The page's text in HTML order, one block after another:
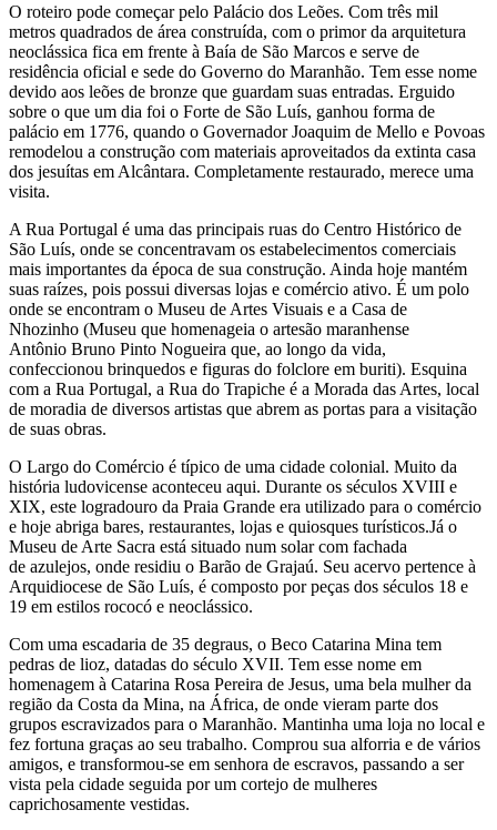
O roteiro pode começar pelo Palácio dos Leões. Com três mil
metros quadrados de área construída, com o primor da arquitetura
neoclássica fica em frente à Baía de São Marcos e serve de
residência oficial e sede do Governo do Maranhão. Tem esse nome
devido aos leões de bronze que guardam suas entradas. Erguido
sobre o que um dia foi o Forte de São Luís, ganhou forma de
palácio em 1776, quando o Governador Joaquim de Mello e Povoas
remodelou a construção com materiais aproveitados da extinta casa
dos jesuítas em Alcântara. Completamente restaurado, merece uma
visita.
A Rua Portugal é uma das principais ruas do Centro Histórico de
São Luís, onde se concentravam os estabelecimentos comerciais
mais importantes da época de sua construção. Ainda hoje mantém
suas raízes, pois possui diversas lojas e comércio ativo. É um polo
onde se encontram o Museu de Artes Visuais e a Casa de
Nhozinho (Museu que homenageia o artesão maranhense
Antônio Bruno Pinto Nogueira que, ao longo da vida,
confeccionou brinquedos e figuras do folclore em buriti). Esquina
com a Rua Portugal, a Rua do Trapiche é a Morada das Artes, local
de moradia de diversos artistas que abrem as portas para a visitação
de suas obras.
O Largo do Comércio é típico de uma cidade colonial. Muito da
história ludovicense aconteceu aqui. Durante os séculos XVIII e
XIX, este logradouro da Praia Grande era utilizado para o comércio
e hoje abriga bares, restaurantes, lojas e quiosques turísticos.Já o
Museu de Arte Sacra está situado num solar com fachada
de azulejos, onde residiu o Barão de Grajaú. Seu acervo pertence à
Arquidiocese de São Luís, é composto por peças dos séculos 18 e
19 em estilos rococó e neoclássico.
Com uma escadaria de 35 degraus, o Beco Catarina Mina tem
pedras de lioz, datadas do século XVII. Tem esse nome em
homenagem à Catarina Rosa Pereira de Jesus, uma bela mulher da
região da Costa da Mina, na África, de onde vieram parte dos
grupos escravizados para o Maranhão. Mantinha uma loja no local e
fez fortuna graças ao seu trabalho. Comprou sua alforria e de vários
amigos, e transformou-se em senhora de escravos, passando a ser
vista pela cidade seguida por um cortejo de mulheres
caprichosamente vestidas.